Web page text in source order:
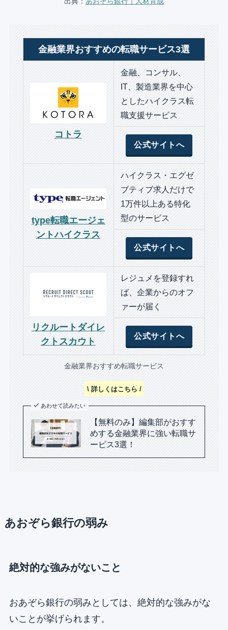
金融業界おすすめの転職サービス3選
コトラ
金融、コンサル、
IT、製造業界を中心
としたハイクラス転
職支援サービス
公式サイトへ
type転職エージェ
ントハイクラス
ハイクラス・エグゼ
ブティブ求人だけで
1万件以上ある特化
型のサービス
公式サイトへ
リクルートダイレ
クトスカウト
レジュメを登録すれ
ば、企業からのオフ
ァーが届く
公式サイトへ
金融業界おすすめ転職サービス
\ 詳しくはこちら /
あわせて読みたい
【無料のみ】編集部がおすす
めする金融業界に強い転職サ
ービス3選！
あおぞら銀行の弱み
絶対的な強みがないこと
おあぞら銀行の弱みとしては、絶対的な強みがな
いことが挙げられます。